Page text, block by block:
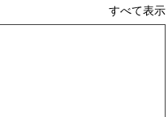
すべて表示